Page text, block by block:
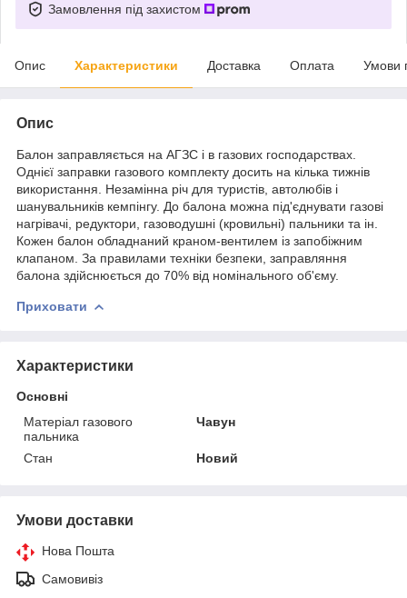
Замовлення під захистом
Опис Характеристики Доставка Оплата Умови
Опис
Балон заправляється на АГЗС і в газових господарствах.
Однієї заправки газового комплекту досить на кілька тижнів
використання. Незамінна річ для туристів, автолюбів і
шанувальників кемпінгу. До балона можна під'єднувати газові
нагрівачі, редуктори, газоводушні (кровильні) пальники та ін.
Кожен балон обладнаний краном-вентилем із запобіжним
клапаном. За правилами техніки безпеки, заправляння
балона здійснюється до 70% від номінального об'єму.
Приховати
Характеристики
Основні
Матеріал газового
пальника
Чавун
Стан Новий
Умови доставки
Нова Пошта
Самовивіз